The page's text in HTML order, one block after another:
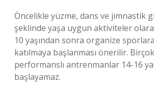
Öncelikle yüzme, dans ve jimnastik
şeklinde yaşa uygun aktiviteler
10 yaşından sonra organize
katılmaya başlanması önerilir.
performanslı antrenmanlar 14-16
başlayamaz.